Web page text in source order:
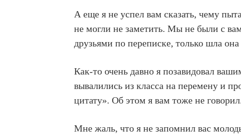
А еще я не успел вам сказать, чему
не могли не заметить. Мы не были с
друзьями по переписке, только шла
Как-то очень давно я позавидовал
вывалились из класса на перемену и
цитату». Об этом я вам тоже не
Мне жаль, что я не запомнил вас